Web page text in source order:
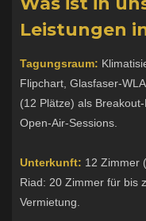
Leistungen
Tagungsraum:
Flipchart, Glasfaser-
(12 Plätze) als
Open-Air-Sessions.
Unterkunft: 12 Zimmer
Riad: 20 Zimmer für bis
Vermietung.